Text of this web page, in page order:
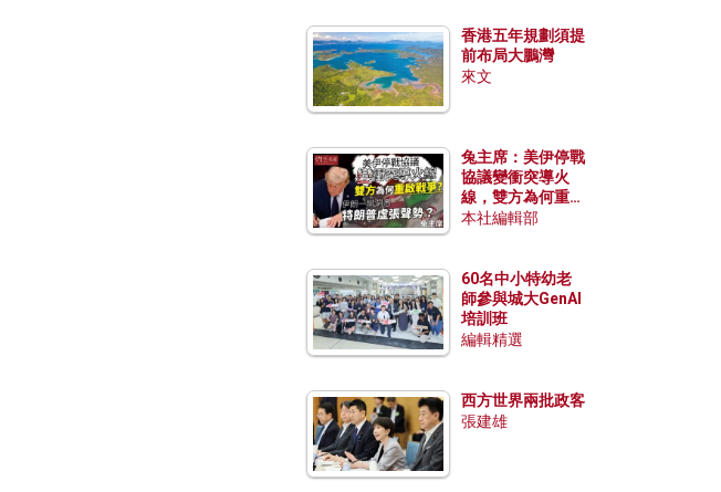
香港五年規劃須提
前布局大鵬灣
來文
兔主席：美伊停戰
協議變衝突導火
線，雙方為何重啟
戰爭？伊朗一早洞
本社編輯部
60名中小特幼老
師參與城大GenAI
培訓班
編輯精選
西方世界兩批政客
張建雄